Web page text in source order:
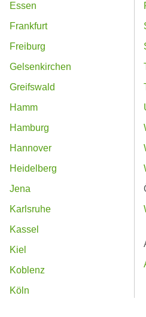
Essen
Frankfurt
Freiburg
Gelsenkirchen
Greifswald
Hamm
Hamburg
Hannover
Heidelberg
Jena
Karlsruhe
Kassel
Kiel
Koblenz
Köln